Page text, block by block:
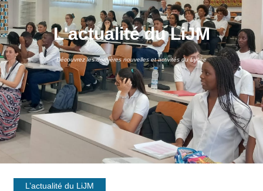
L'actualité du LiJM
Découvrez les dernières nouvelles et activités du Lycée
L’actualité du LiJM